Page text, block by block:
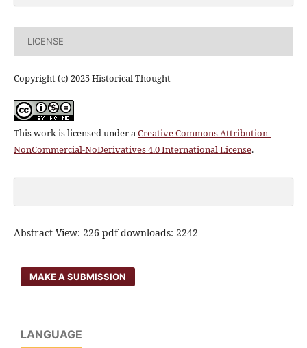
LICENSE
Copyright (c) 2025 Historical Thought
This work is licensed under aCreative Commons Attribution-
NonCommercial-NoDerivatives 4.0 International License.
Abstract View: 226 pdf downloads: 2242
MAKE A SUBMISSION
LANGUAGE